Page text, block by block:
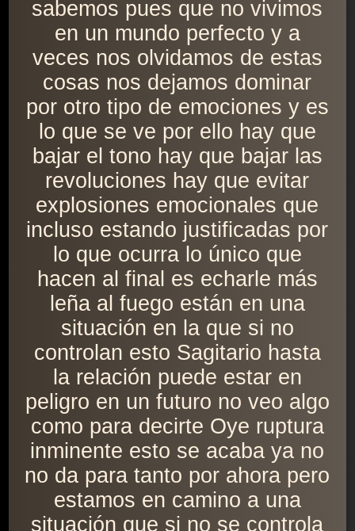
sabemos pues que no vivimos
en un mundo perfecto y a
veces nos olvidamos de estas
cosas nos dejamos dominar
por otro tipo de emociones y es
lo que se ve por ello hay que
bajar el tono hay que bajar las
revoluciones hay que evitar
explosiones emocionales que
incluso estando justificadas por
lo que ocurra lo único que
hacen al final es echarle más
leña al fuego están en una
situación en la que si no
controlan esto Sagitario hasta
la relación puede estar en
peligro en un futuro no veo algo
como para decirte Oye ruptura
inminente esto se acaba ya no
no da para tanto por ahora pero
estamos en camino a una
situación que si no se controla